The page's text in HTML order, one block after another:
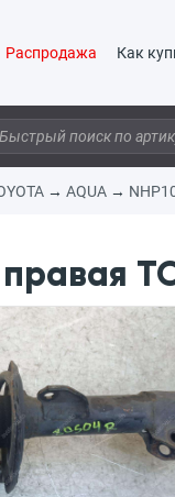
Распродажа Как
→ AQUA →